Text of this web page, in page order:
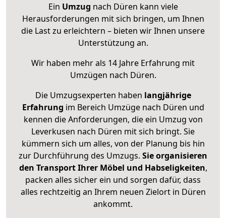
Ein Umzug nach Düren kann viele
Herausforderungen mit sich bringen, um Ihnen
die Last zu erleichtern – bieten wir Ihnen unsere
Unterstützung an.
Wir haben mehr als 14 Jahre Erfahrung mit
Umzügen nach Düren.
Die Umzugsexperten haben langjährige
Erfahrung im Bereich Umzüge nach Düren und
kennen die Anforderungen, die ein Umzug von
Leverkusen nach Düren mit sich bringt. Sie
kümmern sich um alles, von der Planung bis hin
zur Durchführung des Umzugs. Sie organisieren
den Transport Ihrer Möbel und Habseligkeiten,
packen alles sicher ein und sorgen dafür, dass
alles rechtzeitig an Ihrem neuen Zielort in Düren
ankommt.